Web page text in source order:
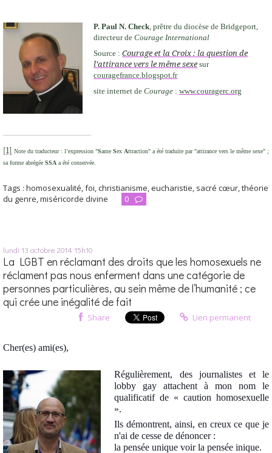
P. Paul N. Check, prêtre du diocèse de Bridgeport,
directeur deCourage International
Source :Courage et la Croix : la question de
l’attirance vers le même sexe sur
couragefrance.blogspot.fr
site internet deCourage : www.couragerc.org
[1] Note du traducteur : l’expression "Same Sex Attraction" a été traduite par "attirance vers le même sexe" ;
sa forme abrégée SSA a été conservée.
Tags : homosexualité,foi,christianisme,eucharistie, sacré cœur,théorie
du genre,miséricorde divine 0
lundi 13 octobre 2014 15h10
La LGBT en réclamant des droits que les homosexuels ne
réclament pas nous enferment dans une catégorie de
personnes particulières, au sein même de l’humanité ; ce
qui crée une inégalité de fait
Share Lien permanent
Cher(es) ami(es),
Régulièrement, des journalistes et le
lobby gay attachent à mon nom le
qualificatif de « caution homosexuelle
».
Ils démontrent, ainsi, en creux ce que je
n'ai de cesse de dénoncer :
la pensée unique voir la pensée inique.